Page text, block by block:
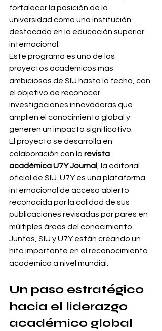
fortalecer la posición de la
universidad como una institución
destacada en la educación superior
internacional.
Este programa es uno de los
proyectos académicos más
ambiciosos de SIU hasta la fecha, con
el objetivo de reconocer
investigaciones innovadoras que
amplíen el conocimiento global y
generen un impacto significativo.
El proyecto se desarrolla en
colaboración con la revista
académica U7Y Journal
, la editorial
oficial de SIU. U7Y es una plataforma
internacional de acceso abierto
reconocida por la calidad de sus
publicaciones revisadas por pares en
múltiples áreas del conocimiento.
Juntas, SIU y U7Y están creando un
hito importante en el reconocimiento
académico a nivel mundial.
Un paso estratégico
hacia el liderazgo
académico global